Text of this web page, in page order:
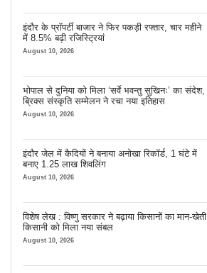
इंदौर के प्रॉपर्टी बाजार ने फिर पकड़ी रफ्तार, चार महीने
में 8.5% बढ़ी रजिस्ट्रियां
August 10, 2026
भोपाल से दुनिया को मिला ‘सर्वे भवन्तु सुखिनः’ का संदेश,
ब्रिक्स संस्कृति सम्मेलन ने रचा नया इतिहास
August 10, 2026
इंदौर जेल में कैदियों ने बनाया अनोखा रिकॉर्ड, 1 घंटे में
बनाए 1.25 लाख शिवलिंग
August 10, 2026
विशेष लेख : विष्णु सरकार ने बढ़ाया किसानों का मान-खेती
किसानी को मिला नया संबल
August 10, 2026